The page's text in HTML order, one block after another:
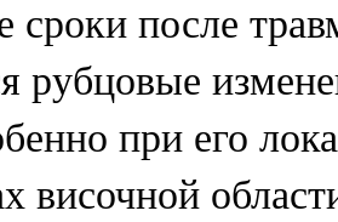
сроки после
рубцовые
при его
височной